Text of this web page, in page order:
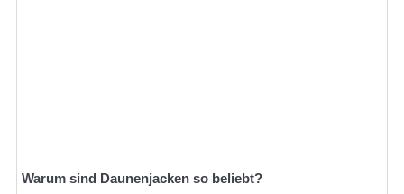
Warum sind Daunenjacken so beliebt?